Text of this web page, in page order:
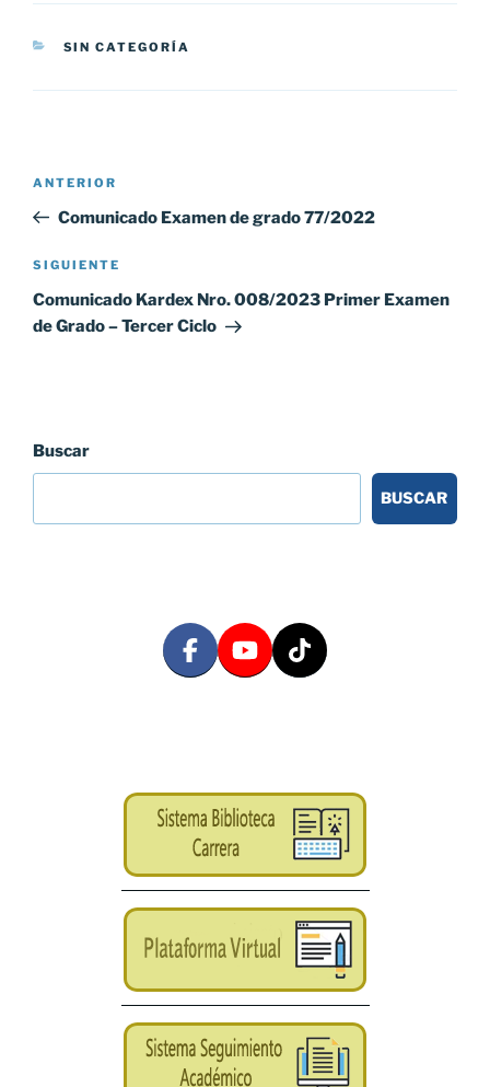
CATEGORÍAS
SIN CATEGORÍA
Navegación
entradas
Entrada
anterior:
ANTERIOR
Comunicado Examen de grado 77/2022
Siguiente
entrada
SIGUIENTE
Comunicado Kardex Nro. 008/2023 Primer Examen
de Grado – Tercer Ciclo
Buscar
BUSCAR